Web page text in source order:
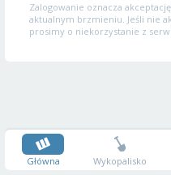
Zalogowanie oznacza akceptację
aktualnym brzmieniu. Jeśli nie
prosimy o niekorzystanie z
Główna Wykopalisko